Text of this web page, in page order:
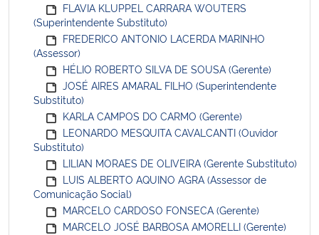
FLAVIA KLUPPEL CARRARA WOUTERS
(Superintendente Substituto)
FREDERICO ANTONIO LACERDA MARINHO
(Assessor)
HÉLIO ROBERTO SILVA DE SOUSA (Gerente)
JOSÉ AIRES AMARAL FILHO (Superintendente
Substituto)
KARLA CAMPOS DO CARMO (Gerente)
LEONARDO MESQUITA CAVALCANTI (Ouvidor
Substituto)
LILIAN MORAES DE OLIVEIRA (Gerente Substituto)
LUIS ALBERTO AQUINO AGRA (Assessor de
Comunicação Social)
MARCELO CARDOSO FONSECA (Gerente)
MARCELO JOSÉ BARBOSA AMORELLI (Gerente)